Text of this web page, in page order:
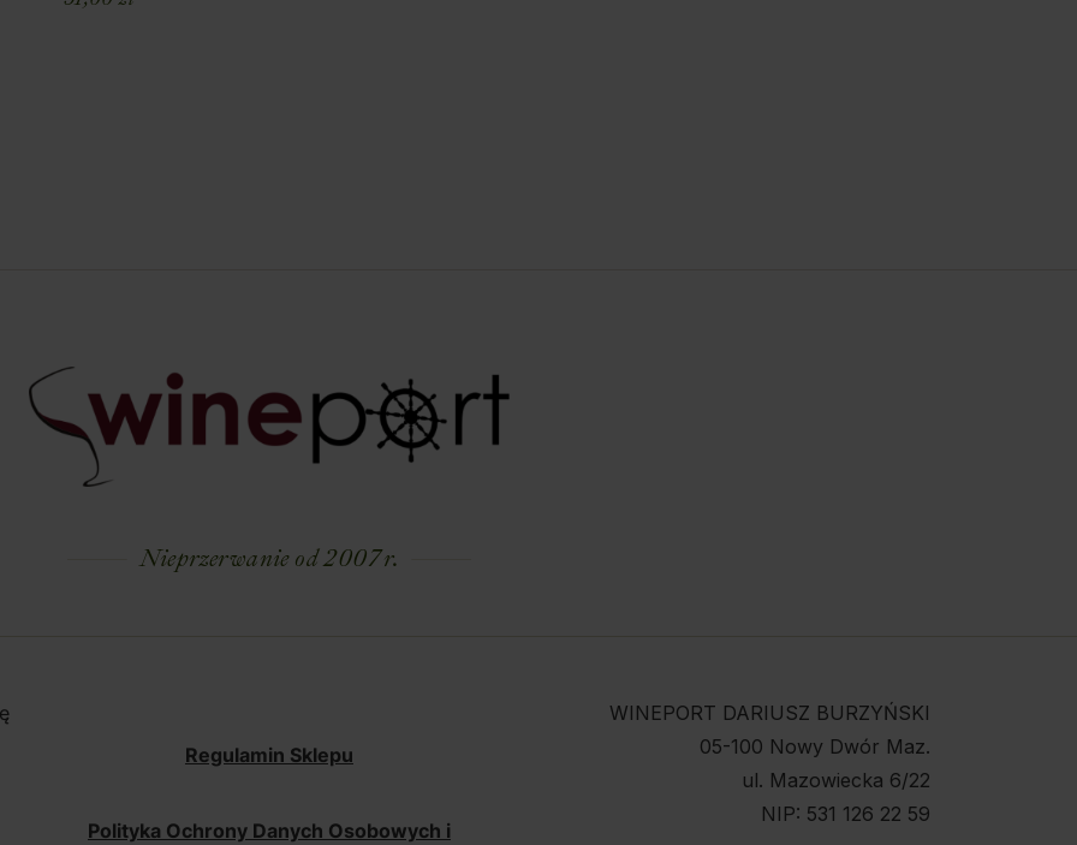
Nieprzerwanie od 2007 r.
Regulamin Sklepu
Polityka Ochrony Danych Osobowych i
WINEPORT DARIUSZ BURZYŃSKI
05-100 Nowy Dwór Maz.
ul. Mazowiecka 6/22
NIP: 531 126 22 59